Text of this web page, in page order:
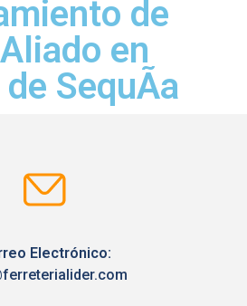
de
en
SequÃ­a
Electrónico: